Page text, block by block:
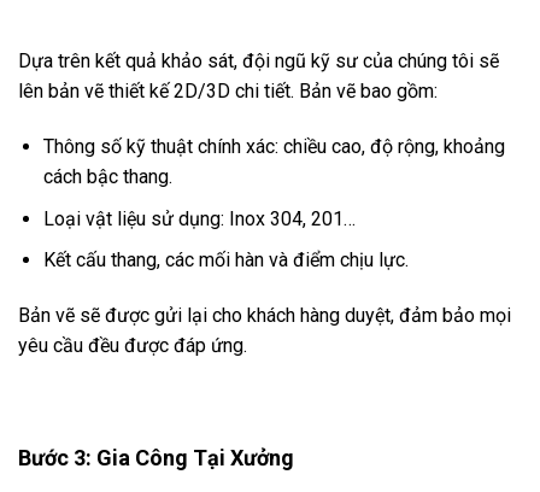
Dựa trên kết quả khảo sát, đội ngũ kỹ sư của chúng tôi sẽ
lên bản vẽ thiết kế 2D/3D chi tiết. Bản vẽ bao gồm:
Thông số kỹ thuật chính xác: chiều cao, độ rộng, khoảng
cách bậc thang.
Loại vật liệu sử dụng: Inox 304, 201…
Kết cấu thang, các mối hàn và điểm chịu lực.
Bản vẽ sẽ được gửi lại cho khách hàng duyệt, đảm bảo mọi
yêu cầu đều được đáp ứng.
Bước 3: Gia Công Tại Xưởng